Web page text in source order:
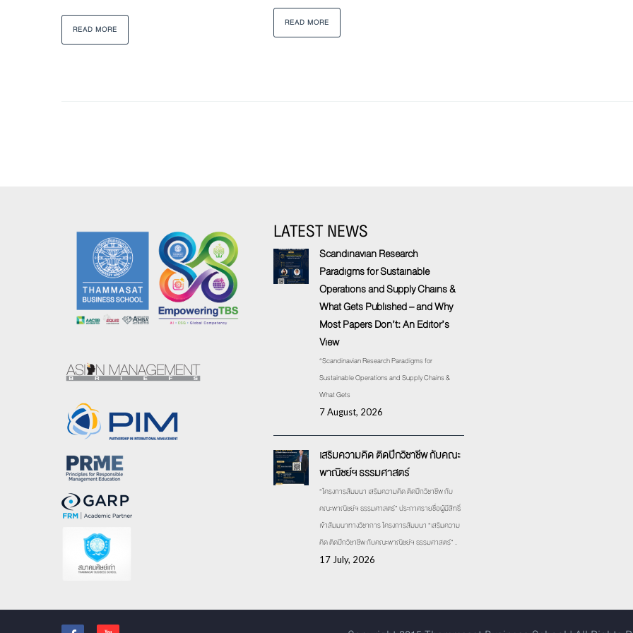
READ MORE
READ MORE
LATEST NEWS
Scandinavian Research
Paradigms for Sustainable
Operations and Supply Chains &
What Gets Published – and Why
Most Papers Don’t: An Editor’s
View
“Scandinavian Research Paradigms for
Sustainable Operations and Supply Chains &
What Gets
7 August, 2026
เสริมความคิด ติดปีกวิชาชีพ กับคณะ
พาณิชย์ฯ ธรรมศาสตร์
“โครงการสัมมนา เสริมความคิด ติดปีกวิชาชีพ กับ
คณะพาณิชย์ฯ ธรรมศาสตร์” ประกาศรายชื่อผู้มีสิทธิ์
เข้าสัมมนาทางวิชาการ โครงการสัมมนา “เสริมความ
คิด ติดปีกวิชาชีพ กับคณะพาณิชย์ฯ ธรรมศาสตร์” .
17 July, 2026